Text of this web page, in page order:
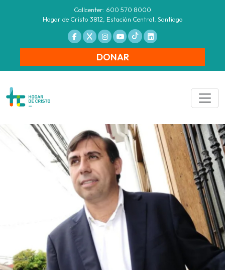
Callcenter: 600 570 8000
Hogar de Cristo 3812, Estación Central, Santiago
DONAR